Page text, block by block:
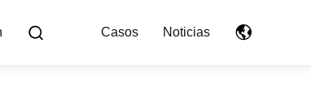
Casos Noticias